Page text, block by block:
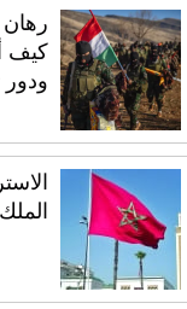
رهان
كيف